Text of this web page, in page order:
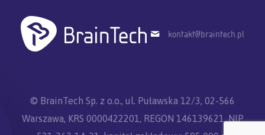
kontakt@braintech.pl
© BrainTech Sp. z o.o., ul. Puławska 12/3, 02-566
Warszawa, KRS 0000422201, REGON 146139621, NIP